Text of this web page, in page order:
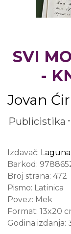
SVI
-
Jovan
Publicistika
Izdavač: Laguna
Barkod:
Broj strana: 472
Pismo: Latinica
Povez: Mek
Format: 13x20
Godina izdanja: